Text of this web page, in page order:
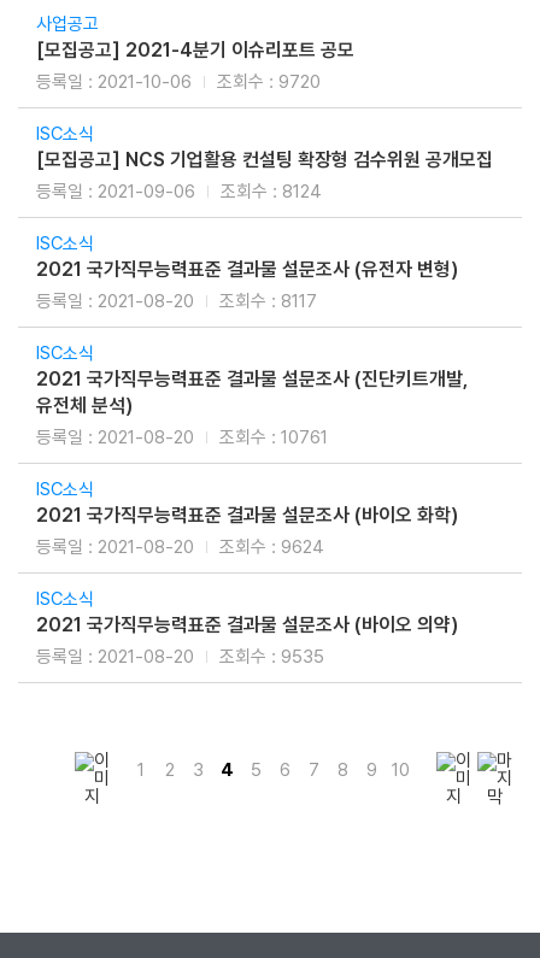
사업공고
[모집공고] 2021-4​분기 이슈리포트 공모
2021-10-06 9720
ISC소식
[모집공고] NCS 기업활용 컨설팅 확장형 검수위원 공개모집
2021-09-06 8124
ISC소식
2021 국가직무능력표준 결과물 설문조사 (유전자 변형)
2021-08-20 8117
ISC소식
2021 국가직무능력표준 결과물 설문조사 (진단키트개발,
유전체 분석)
2021-08-20 10761
ISC소식
2021 국가직무능력표준 결과물 설문조사 (바이오 화학)
2021-08-20 9624
ISC소식
2021 국가직무능력표준 결과물 설문조사 (바이오 의약)
2021-08-20 9535
1 2 3 4 5 6 7 8 9 10